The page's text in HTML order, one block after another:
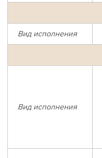
Вид исполнения
Вид исполнения